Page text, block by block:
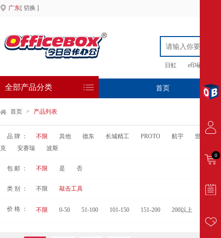
广东[ 切换 ]
日虹 e印硒鼓
全部产品分类 首页 专
首页 > 产品列表
品 牌 ： 不限 其他 德东 长城精工 PROTO 航宇 世达
克
安赛瑞 波斯
包 邮 ： 不限 是 否
类 别 ： 不限 敲击工具
价 格 ： 不限 0-50 51-100 101-150 151-200 200以上
0